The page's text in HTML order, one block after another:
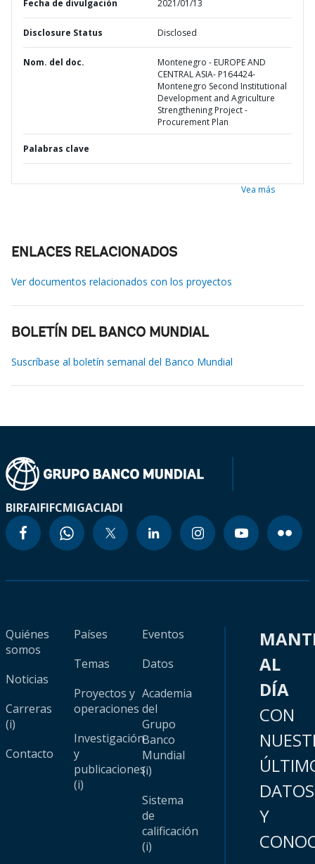
Fecha de divulgación 2021/01/13
Disclosure Status Disclosed
Nom. del doc.
Montenegro - EUROPE AND
CENTRAL ASIA- P164424-
Montenegro Second Institutional
Development and Agriculture
Strengthening Project -
Procurement Plan
Palabras clave
Vea más
ENLACES RELACIONADOS
Ver documentos relacionados con los proyectos
BOLETÍN DEL BANCO MUNDIAL
Suscríbase al boletín semanal del Banco Mundial
BIRFAIFIFCMIGACIADI
Quiénes
somos
Noticias
Carreras
(i)
Contacto
Países
Temas
Proyectos y
operaciones
Investigación
y
publicaciones
(i)
Eventos
Datos
Academia
del
Grupo
Banco
Mundial
(i)
Sistema
de
calificación
(i)
AL
DÍA
CON
DATOS
Y